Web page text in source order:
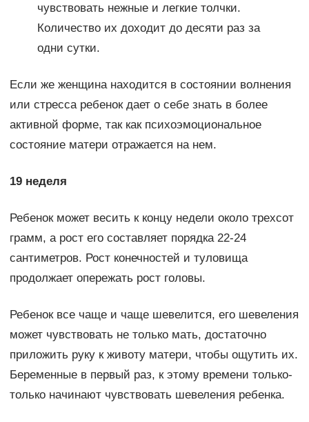
чувствовать нежные и легкие толчки.
Количество их доходит до десяти раз за
одни сутки.
Если же женщина находится в состоянии волнения
или стресса ребенок дает о себе знать в более
активной форме, так как психоэмоциональное
состояние матери отражается на нем.
19 неделя
Ребенок может весить к концу недели около трехсот
грамм, а рост его составляет порядка 22-24
сантиметров. Рост конечностей и туловища
продолжает опережать рост головы.
Ребенок все чаще и чаще шевелится, его шевеления
может чувствовать не только мать, достаточно
приложить руку к животу матери, чтобы ощутить их.
Беременные в первый раз, к этому времени только-
только начинают чувствовать шевеления ребенка.